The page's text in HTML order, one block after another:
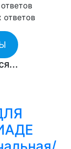
ответов